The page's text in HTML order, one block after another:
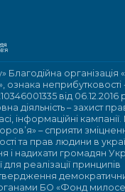
Благодійна організація
ознака неприбутковості
від 06.12.2016
діяльність – захист
інформаційні кампанії.
– сприяти
та прав людини в
і надихати громадян
для реалізації принципів
БО «Фонд